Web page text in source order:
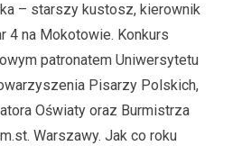
– starszy kustosz, kierownik
4 na Mokotowie. Konkurs
patronatem Uniwersytetu
Pisarzy Polskich,
Oświaty oraz Burmistrza
Warszawy. Jak co roku